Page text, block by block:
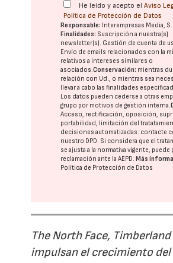
He leído y acepto elAviso
Política de Protección de Datos
Responsable: Interempresas Media,
Finalidades: Suscripción a nuestra(s)
newsletter(s). Gestión de cuenta de
Envío de emails relacionados con la
relativos a intereses similares o
asociados.Conservación: mientras
relación con Ud., o mientras sea
llevar a cabo las finalidades
Los datos pueden cederse a otras
grupo por motivos de gestión interna.
Acceso, rectificación, oposición,
portabilidad, limitación del
decisiones automatizadas: contacte
nuestro DPD. Si considera que el
se ajusta a la normativa vigente, puede
reclamación ante laAEPD.Más
Política de Protección de Datos
The North Face,
impulsan el crecimiento